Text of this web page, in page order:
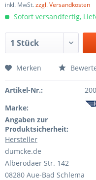
inkl. MwSt.zzgl. Versandkosten
Sofort versandfertig,
Merken
Artikel-Nr.:
Marke:
Angaben zur
Produktsicherheit:
Hersteller
dumcke.de
Alberodaer Str. 142
08280 Aue-Bad Schlema